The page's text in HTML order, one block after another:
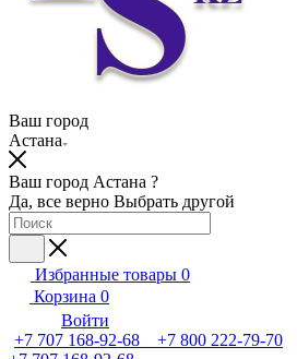
Ваш город
Астана
Ваш город Астана ?
Да, все верно Выбрать другой
Избранные товары 0
Корзина 0
Войти
+7 707 168-92-68 +7 800 222-79-70